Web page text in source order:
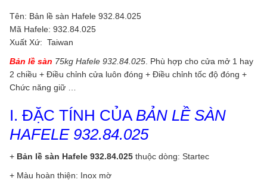
Tên: Bản lề sàn Hafele 932.84.025
Mã Hafele: 932.84.025
Xuất Xứ: Taiwan
Bản lề sàn 75kg Hafele 932.84.025. Phù hợp cho cửa mở 1 hay
2 chiều + Điều chỉnh cửa luôn đóng + Điều chỉnh tốc độ đóng +
Chức năng giữ …
I. ĐẶC TÍNH CỦABẢN LỀ SÀN
HAFELE 932.84.025
+ Bản lề sàn Hafele 932.84.025 thuộc dòng: Startec
+ Màu hoàn thiện: Inox mờ